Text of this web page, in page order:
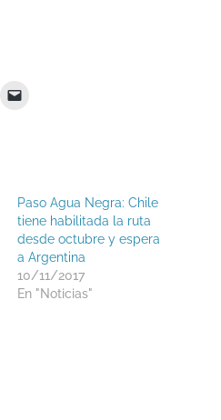
Paso Agua Negra: Chile
tiene habilitada la ruta
desde octubre y espera
a Argentina
10/11/2017
En "Noticias"